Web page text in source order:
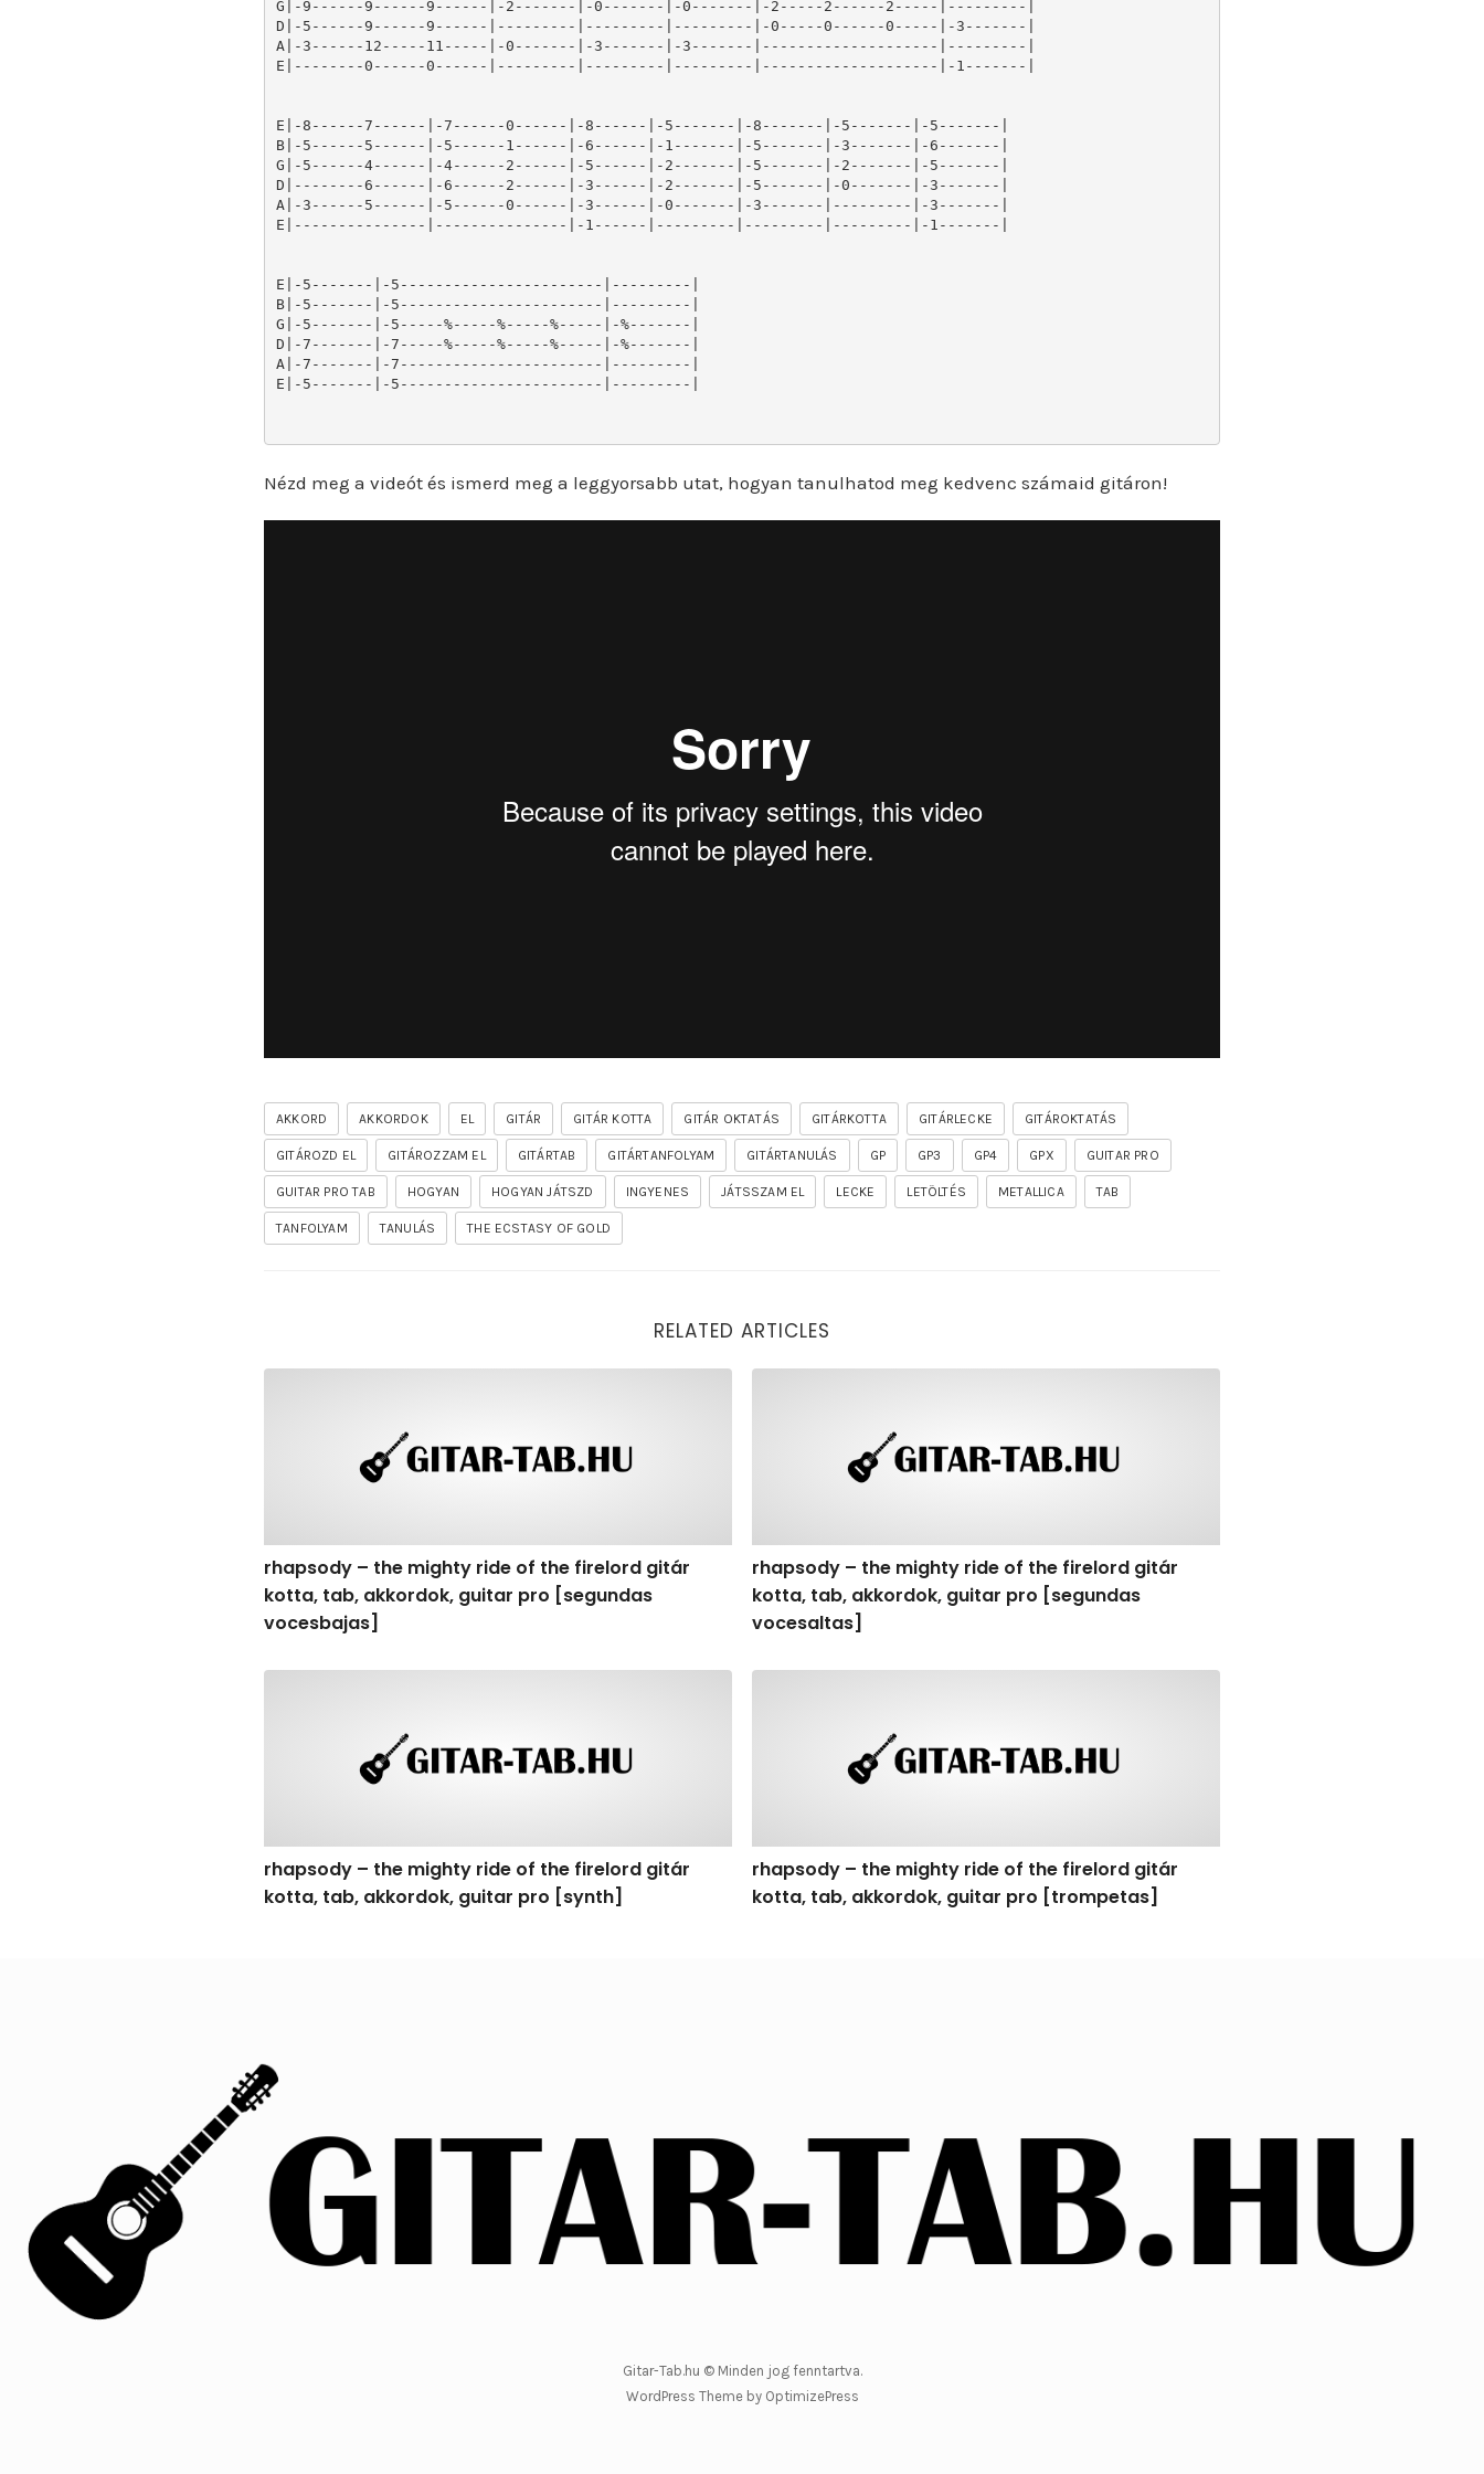
G|-9------9------9------|-2-------|-0-------|-0-------|-2-----2------2-----|---------|
D|-5------9------9------|---------|---------|---------|-0-----0------0-----|-3-------|
A|-3------12-----11-----|-0-------|-3-------|-3-------|--------------------|---------|
E|--------0------0------|---------|---------|---------|--------------------|-1-------|
E|-8------7------|-7------0------|-8------|-5-------|-8-------|-5-------|-5-------|
B|-5------5------|-5------1------|-6------|-1-------|-5-------|-3-------|-6-------|
G|-5------4------|-4------2------|-5------|-2-------|-5-------|-2-------|-5-------|
D|--------6------|-6------2------|-3------|-2-------|-5-------|-0-------|-3-------|
A|-3------5------|-5------0------|-3------|-0-------|-3-------|---------|-3-------|
E|---------------|---------------|-1------|---------|---------|---------|-1-------|
E|-5-------|-5-----------------------|---------|
B|-5-------|-5-----------------------|---------|
G|-5-------|-5-----%-----%-----%-----|-%-------|
D|-7-------|-7-----%-----%-----%-----|-%-------|
A|-7-------|-7-----------------------|---------|
E|-5-------|-5-----------------------|---------|
Nézd meg a videót és ismerd meg a leggyorsabb utat, hogyan tanulhatod meg kedvenc számaid gitáron!
AKKORD AKKORDOK EL GITÁR GITÁR KOTTA GITÁR OKTATÁS GITÁRKOTTA GITÁRLECKE GITÁROKTATÁS
GITÁROZD EL GITÁROZZAM EL GITÁRTAB GITÁRTANFOLYAM GITÁRTANULÁS GP GP3 GP4 GPX GUITAR PRO
GUITAR PRO TAB HOGYAN HOGYAN JÁTSZD INGYENES JÁTSSZAM EL LECKE LETÖLTÉS METALLICA TAB
TANFOLYAM TANULÁS THE ECSTASY OF GOLD
RELATED ARTICLES
rhapsody – the mighty ride of the firelord gitár
kotta, tab, akkordok, guitar pro [segundas
vocesbajas]
rhapsody – the mighty ride of the firelord gitár
kotta, tab, akkordok, guitar pro [segundas
vocesaltas]
rhapsody – the mighty ride of the firelord gitár
kotta, tab, akkordok, guitar pro [synth]
rhapsody – the mighty ride of the firelord gitár
kotta, tab, akkordok, guitar pro [trompetas]
Gitar-Tab.hu © Minden jog fenntartva.
WordPress Theme by OptimizePress